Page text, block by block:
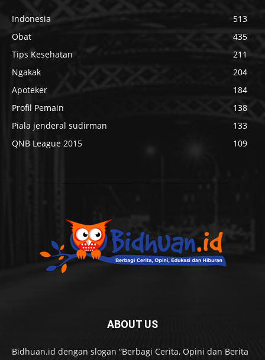
Indonesia
513
Obat
435
Tips Kesehatan
211
Ngakak
204
Apoteker
184
Profil Pemain
138
Piala jenderal sudirman
133
QNB League 2015
109
ABOUT US
Bidhuan.id dengan slogan “Berbagi Cerita, Opini dan Berita